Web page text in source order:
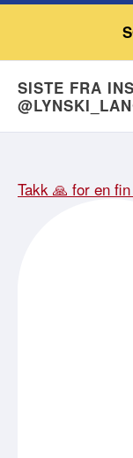
SISTE FRA
Takk 🙏 for en